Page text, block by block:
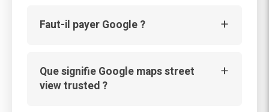
Faut-il payer Google ?
Que signifie Google maps street
view trusted ?